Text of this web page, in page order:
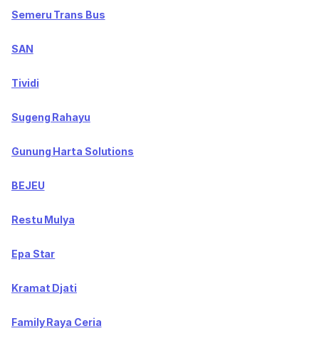
Semeru Trans Bus
SAN
Tividi
Sugeng Rahayu
Gunung Harta Solutions
BEJEU
Restu Mulya
Epa Star
Kramat Djati
Family Raya Ceria